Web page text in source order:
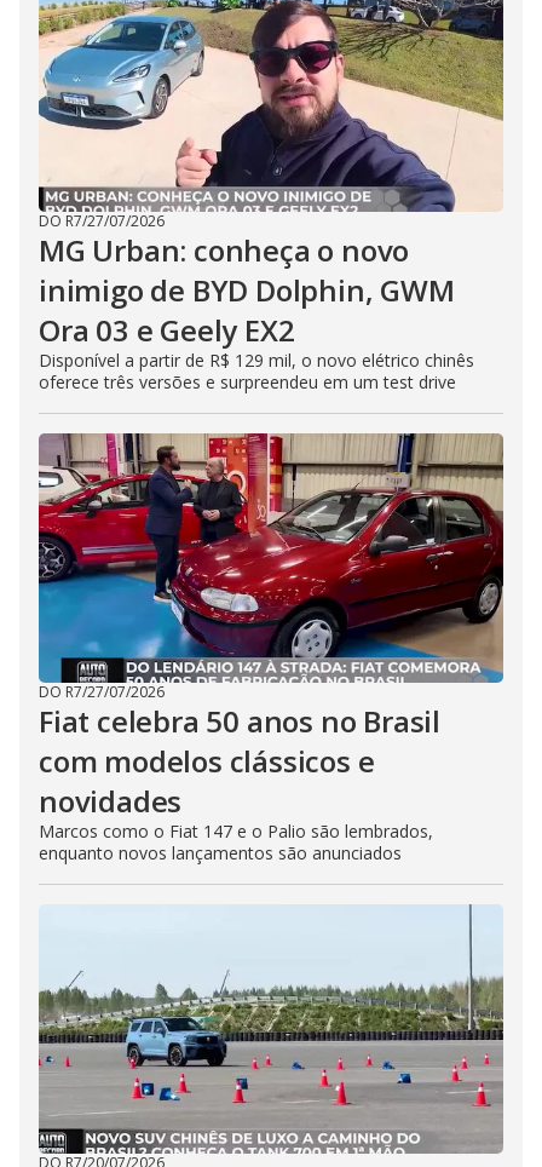
DO R7/27/07/2026
MG Urban: conheça o novo
inimigo de BYD Dolphin, GWM
Ora 03 e Geely EX2
Disponível a partir de R$ 129 mil, o novo elétrico chinês
oferece três versões e surpreendeu em um test drive
DO R7/27/07/2026
Fiat celebra 50 anos no Brasil
com modelos clássicos e
novidades
Marcos como o Fiat 147 e o Palio são lembrados,
enquanto novos lançamentos são anunciados
DO R7/20/07/2026